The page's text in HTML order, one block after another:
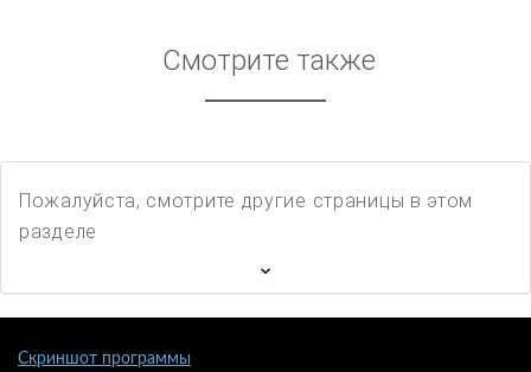
Смотрите также
Пожалуйста, смотрите другие страницы в этом
разделе
Скриншот программы